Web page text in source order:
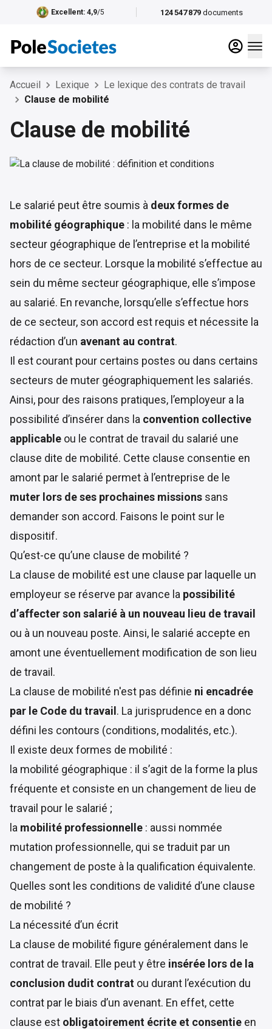
124 547 879 documents
Excellent: 4,9/5
Accueil Lexique
Le lexique des contrats de travail
Clause de mobilité
Clause de mobilité
Le salarié peut être soumis à deux formes de
mobilité géographique : la mobilité dans le même
secteur géographique de l’entreprise et la mobilité
hors de ce secteur. Lorsque la mobilité s’effectue au
sein du même secteur géographique, elle s’impose
au salarié. En revanche, lorsqu’elle s’effectue hors
de ce secteur, son accord est requis et nécessite la
rédaction d’un avenant au contrat.
Il est courant pour certains postes ou dans certains
secteurs de muter géographiquement les salariés.
Ainsi, pour des raisons pratiques, l’employeur a la
possibilité d’insérer dans la convention collective
applicable ou le contrat de travail du salarié une
clause dite de mobilité. Cette clause consentie en
amont par le salarié permet à l’entreprise de le
muter lors de ses prochaines missions sans
demander son accord. Faisons le point sur le
dispositif.
Qu’est-ce qu’une clause de mobilité ?
La clause de mobilité est une clause par laquelle un
employeur se réserve par avance la possibilité
d’affecter son salarié à un nouveau lieu de travail
ou à un nouveau poste. Ainsi, le salarié accepte en
amont une éventuellement modification de son lieu
de travail.
La clause de mobilité n'est pas définie ni encadrée
par le Code du travail . La jurisprudence en a donc
défini les contours (conditions, modalités, etc.).
Il existe deux formes de mobilité :
la mobilité géographique : il s’agit de la forme la plus
fréquente et consiste en un changement de lieu de
travail pour le salarié ;
la mobilité professionnelle : aussi nommée
mutation professionnelle, qui se traduit par un
changement de poste à la qualification équivalente.
Quelles sont les conditions de validité d’une clause
de mobilité ?
La nécessité d’un écrit
La clause de mobilité figure généralement dans le
contrat de travail. Elle peut y être insérée lors de la
conclusion dudit contrat ou durant l’exécution du
contrat par le biais d’un avenant. En effet, cette
clause est obligatoirement écrite et consentie en